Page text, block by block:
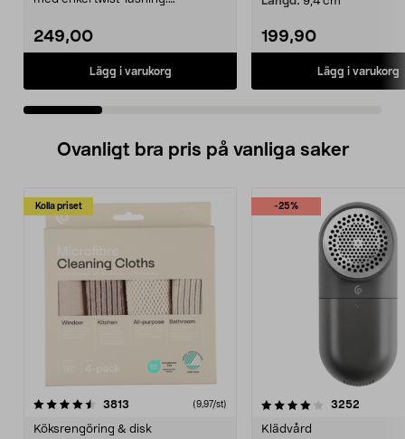
249,00
Lägg i varukorg
199,90
Lägg i varukorg
Ovanligt bra pris på vanliga saker
Kolla priset
3813 (9,97/st)
Köksrengöring & disk
-25%
4.0av 5 stjärnor 3252
Klädvård
4.5av 5 stjärnor